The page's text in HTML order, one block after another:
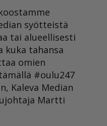
syötteistä
tai alueellisesti
kuka tahansa
omien
#oulu247
Kaleva Median
Martti